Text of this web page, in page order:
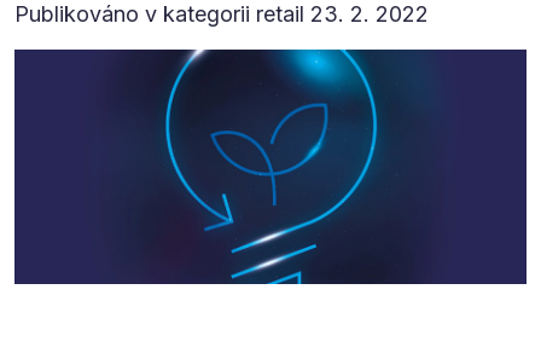
Publikováno v kategorii retail 23. 2. 2022